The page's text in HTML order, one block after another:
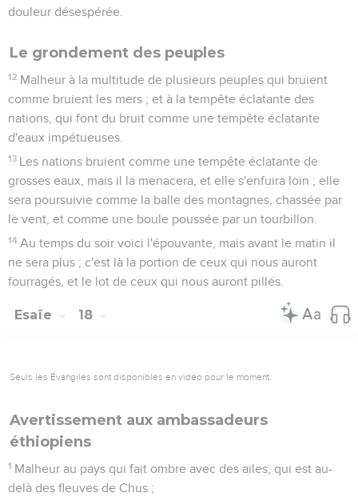
douleur désespérée.
Le grondement des peuples
12 Malheur à la multitude de plusieurs peuples qui bruient
comme bruient les mers ; et à la tempête éclatante des
nations, qui font du bruit comme une tempête éclatante
d'eaux impétueuses.
13 Les nations bruient comme une tempête éclatante de
grosses eaux, mais il la menacera, et elle s'enfuira loin ; elle
sera poursuivie comme la balle des montagnes, chassée par
le vent, et comme une boule poussée par un tourbillon.
14 Au temps du soir voici l'épouvante, mais avant le matin il
ne sera plus ; c'est là la portion de ceux qui nous auront
fourragés, et le lot de ceux qui nous auront pillés.
Esaïe 18
Seuls les Évangiles sont disponibles en vidéo pour le moment.
Avertissement aux ambassadeurs
éthiopiens
1 Malheur au pays qui fait ombre avec des ailes, qui est au-
delà des fleuves de Chus ;